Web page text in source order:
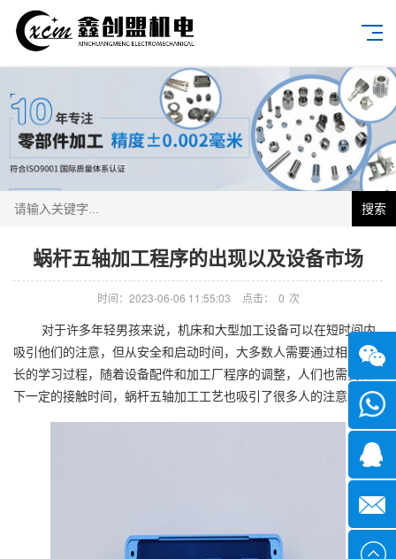
搜索
蜗杆五轴加工程序的出现以及设备市场
时间：2023-06-06 11:55:03 点击： 0 次
对于许多年轻男孩来说，机床和大型加工设备可以在短时间内
吸引他们的注意，但从安全和启动时间，大多数人需要通过相对较
长的学习过程，随着设备配件和加工厂程序的调整，人们也需要留
下一定的接触时间，蜗杆五轴加工工艺也吸引了很多人的注意。 微信